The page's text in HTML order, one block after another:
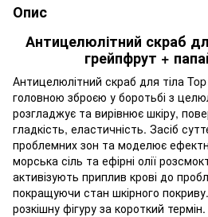
Опис
Антицелюлітний скраб
грейпфрут +
Антицелюлітний скраб для тіла
головною зброєю у боротьбі з
розгладжує та вирівнює шкіру,
гладкість, еластичність. Засіб
проблемних зон та моделює
морська сіль та ефірні олії
активізують приплив крові до
покращуючи стан шкірного
розкішну фігуру за короткий термін.